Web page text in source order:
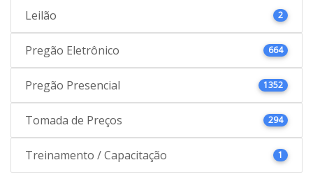
Leilão 2
Pregão Eletrônico 664
Pregão Presencial 1352
Tomada de Preços 294
Treinamento / Capacitação 1